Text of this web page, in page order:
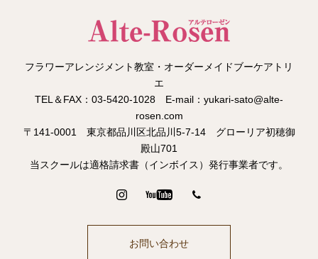
フラワーアレンジメント教室・オーダーメイドブーケアトリ
エ
TEL＆FAX：03-5420-1028 E-mail：yukari-sato@alte-
rosen.com
〒141-0001 東京都品川区北品川5-7-14 グローリア初穂御
殿山701
当スクールは適格請求書（インボイス）発行事業者です。
お問い合わせ